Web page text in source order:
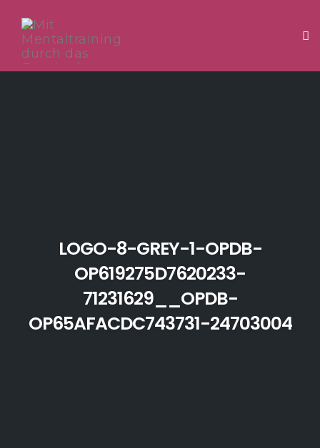
LOGO-8-GREY-1-OPDB-
OP619275D7620233-
71231629__OPDB-
OP65AFACDC743731-24703004